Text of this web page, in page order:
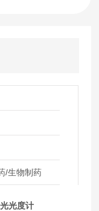
/生物制药
光度计